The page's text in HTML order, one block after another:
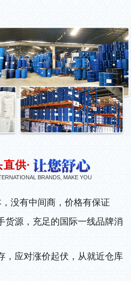
供·
BRANDS, MAKE YOU
没有中间商，价格有保证
货源，充足的国际一线品牌消
，应对涨价起伏，从就近仓库